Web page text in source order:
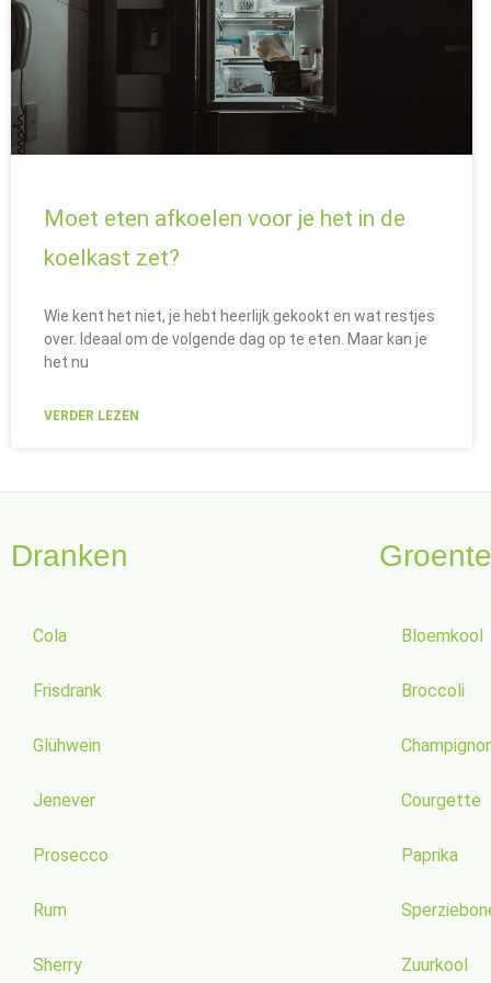
Moet eten afkoelen voor je het in de
koelkast zet?
Wie kent het niet, je hebt heerlijk gekookt en wat restjes
over. Ideaal om de volgende dag op te eten. Maar kan je
het nu
VERDER LEZEN
Dranken
Cola
Frisdrank
Glühwein
Jenever
Prosecco
Rum
Sherry
Bloemkool
Broccoli
Courgette
Paprika
Zuurkool